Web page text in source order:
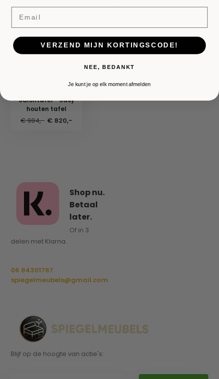
Salontafel - Sasy
houten tafel
€ 984,- € 820,-
Shop nu.
Betaal
later.
Of in 3
delen met Klarna.
06 84301787
spiegelmeubels@gmail.com
Blijf op de hoogte van actie's:
Email
VERZEND MIJN KORTINGSCODE!
NEE, BEDANKT
Je kunt je op elk moment afmelden